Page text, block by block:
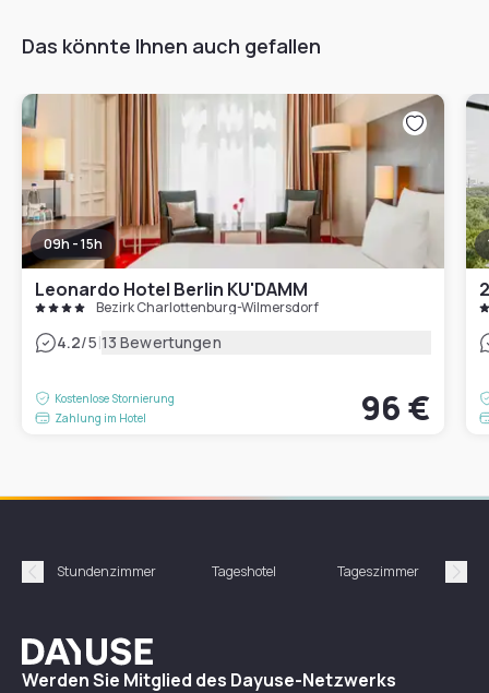
Das könnte Ihnen auch gefallen
09h - 15h
Leonardo Hotel Berlin KU'DAMM
Bezirk Charlottenburg-Wilmersdorf
4.2/5|13 Bewertungen
Kostenlose Stornierung
Zahlung im Hotel
96 €
Précédent
Stundenzimmer Tageshotel Tageszimmer
Dayuse
Werden Sie Mitglied des Dayuse-Netzwerks